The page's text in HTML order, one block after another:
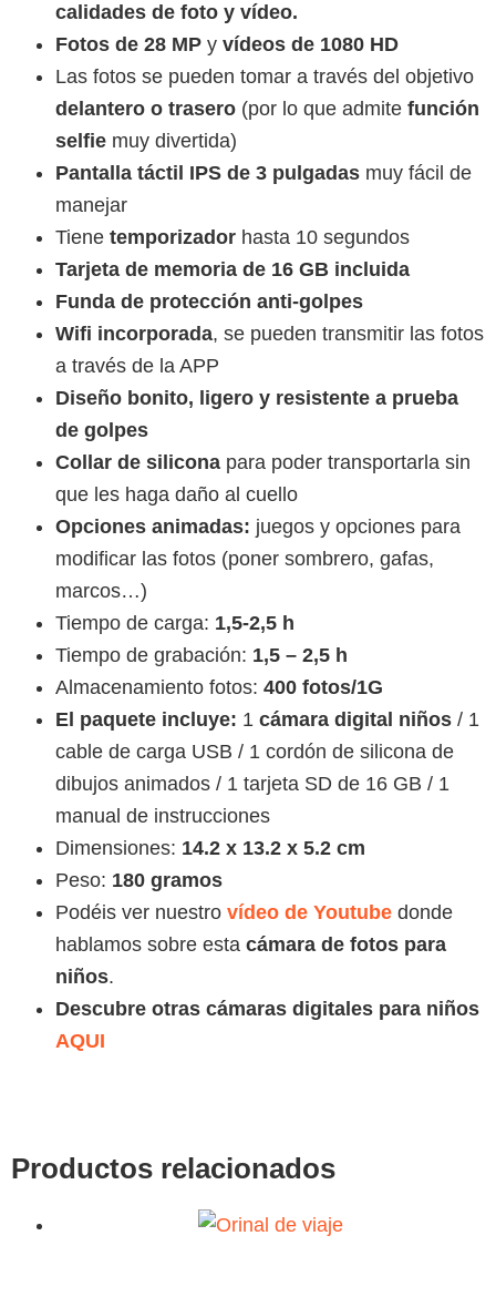
calidades de foto y vídeo.
Fotos de 28 MP y vídeos de 1080 HD
Las fotos se pueden tomar a través del objetivo
delantero o trasero (por lo que admite función
selfie muy divertida)
Pantalla táctil IPS de 3 pulgadas muy fácil de
manejar
Tiene temporizador hasta 10 segundos
Tarjeta de memoria de 16 GB incluida
Funda de protección anti-golpes
Wifi incorporada, se pueden transmitir las fotos
a través de la APP
Diseño bonito, ligero y resistente a prueba
de golpes
Collar de silicona para poder transportarla sin
que les haga daño al cuello
Opciones animadas: juegos y opciones para
modificar las fotos (poner sombrero, gafas,
marcos…)
Tiempo de carga: 1,5-2,5 h
Tiempo de grabación: 1,5 – 2,5 h
Almacenamiento fotos: 400 fotos/1G
El paquete incluye: 1 cámara digital niños / 1
cable de carga USB / 1 cordón de silicona de
dibujos animados / 1 tarjeta SD de 16 GB / 1
manual de instrucciones
Dimensiones: 14.2 x 13.2 x 5.2 cm
Peso: 180 gramos
Podéis ver nuestro vídeo de Youtube donde
hablamos sobre esta cámara de fotos para
niños.
Descubre otras cámaras digitales para niños
AQUI
Productos relacionados